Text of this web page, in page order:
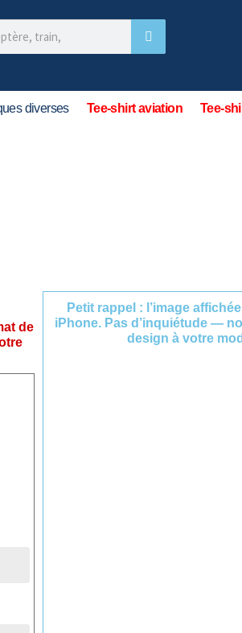
diverses Tee-shirt aviation Tee-
de
Petit rappel : l’image
iPhone. Pas d’inquiétude —
design à votre